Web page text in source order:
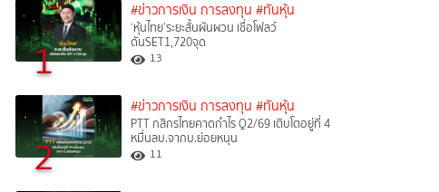
1
#ข่าวการเงิน การลงทุน #ทันหุ้น
‘หุ้นไทย’ระยะสั้นผันผวน เชื่อโฟลว์
ดันSET1,720จุด
13
2
#ข่าวการเงิน การลงทุน #ทันหุ้น
PTT กสิกรไทยคาดกำไร Q2/69 เติบโตอยู่ที่ 4
หมื่นลบ.จากบ.ย่อยหนุน
11